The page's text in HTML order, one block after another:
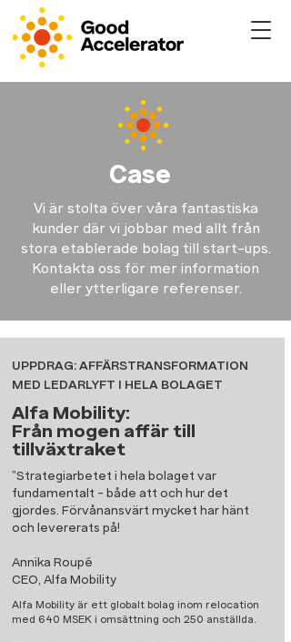
Case
Vi är stolta över våra fantastiska
kunder där vi jobbar med allt från
stora etablerade bolag till start-ups.
Kontakta oss för mer information
eller ytterligare referenser.
UPPDRAG: AFFÄRSTRANSFORMATION
MED LEDARLYFT I HELA BOLAGET
Alfa Mobility:
Från mogen affär till
tillväxtraket
”Strategiarbetet i hela bolaget var
fundamentalt - både att och hur det
gjordes. Förvånansvärt mycket har hänt
och levererats på!
Annika Roupé
CEO, Alfa Mobility
Alfa Mobility är ett globalt bolag inom relocation
med 640 MSEK i omsättning och 250 anställda.